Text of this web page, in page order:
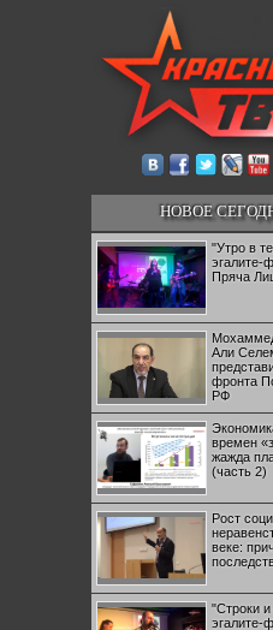
НОВОЕ
"Утро в
эгалите-
Пряча
Али
фронта
РФ
времен
жажда
(часть 2)
Рост
веке:
"Строки
эгалите-